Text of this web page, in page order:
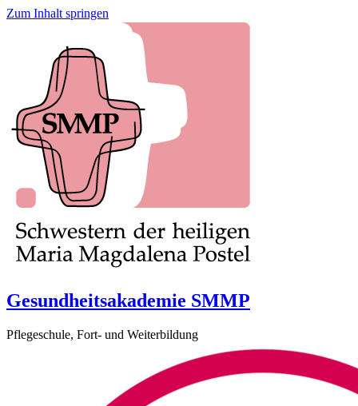
Zum Inhalt springen
Gesundheitsakademie SMMP
Pflegeschule, Fort- und Weiterbildung